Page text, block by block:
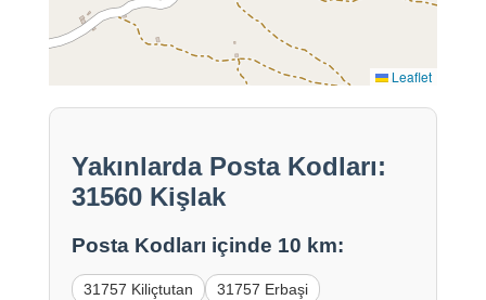
Leaflet
Yakınlarda Posta Kodları:
31560 Kişlak
Posta Kodları içinde 10 km:
31757 Kiliçtutan
31757 Erbaşi